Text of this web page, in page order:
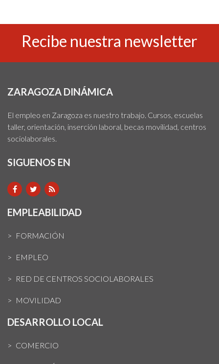
Recibe nuestra newsletter
ZARAGOZA DINÁMICA
El empleo en Zaragoza es nuestro trabajo. Cursos, escuelas
taller, orientación, inserción laboral, becas movilidad, centros
sociolaborales.
SIGUENOS EN
EMPLEABILIDAD
FORMACIÓN
EMPLEO
RED DE CENTROS SOCIOLABORALES
MOVILIDAD
DESARROLLO LOCAL
COMERCIO